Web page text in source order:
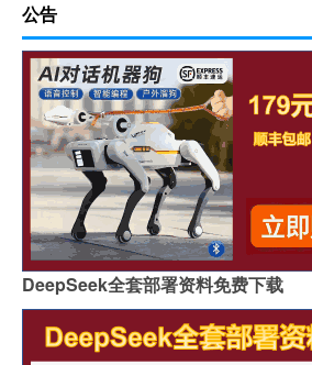
公告
DeepSeek全套部署资料免费下载